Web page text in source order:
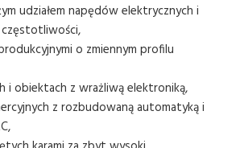
udziałem napędów elektrycznych i
o zmiennym profilu
i obiektach z wrażliwą elektroniką,
z rozbudowaną automatyką i